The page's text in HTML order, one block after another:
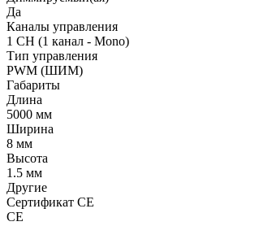
Да
Каналы управления
1 CH (1 канал - Mono)
Тип управления
PWM (ШИМ)
Габариты
Длина
5000 мм
Ширина
8 мм
Высота
1.5 мм
Другие
Сертификат CE
CE